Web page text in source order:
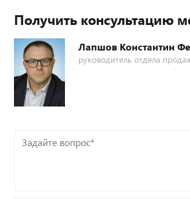
Получить консультацию
Лапшов Константин
руководитель отдела
Задайте
вопрос*